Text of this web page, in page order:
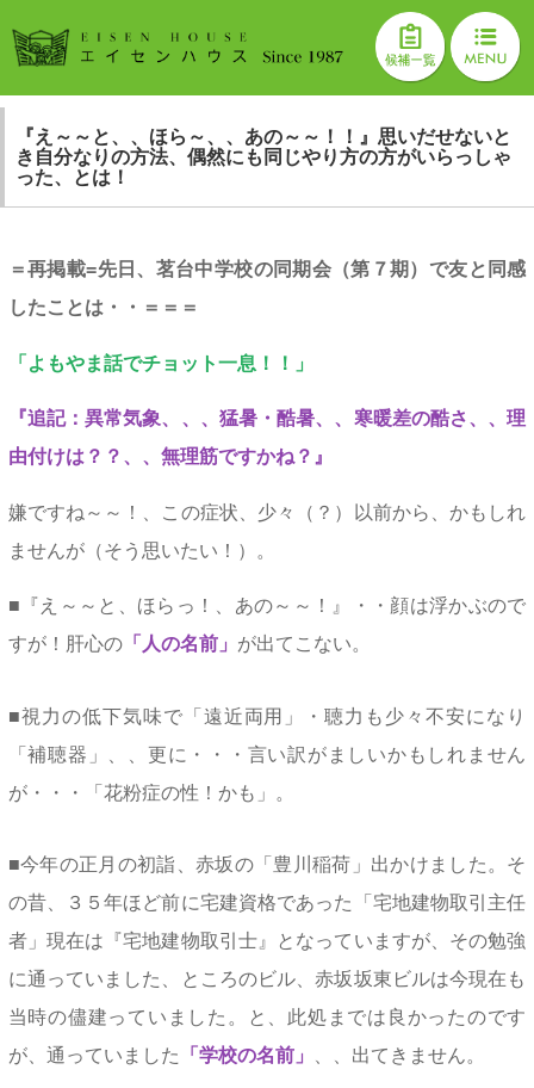
『え～～と、、ほら～、、あの～～！！』思いだせないと
き自分なりの方法、偶然にも同じやり方の方がいらっしゃ
った、とは！
＝再掲載=先日、茗台中学校の同期会（第７期）で友と同感
したことは・・＝＝＝
「よもやま話でチョット一息！！」
『追記：異常気象、、、猛暑・酷暑、、寒暖差の酷さ、、理
由付けは？？、、無理筋ですかね？』
嫌ですね～～！、この症状、少々（？）以前から、かもしれ
ませんが（そう思いたい！）。
■『え～～と、ほらっ！、あの～～！』・・顔は浮かぶので
すが！肝心の「人の名前」 が出てこない。
■視力の低下気味で「遠近両用」・聴力も少々不安になり
「補聴器」、、更に・・・言い訳がましいかもしれません
が・・・「花粉症の性！かも」。
■今年の正月の初詣、赤坂の「豊川稲荷」出かけました。そ
の昔、３５年ほど前に宅建資格であった「宅地建物取引主任
者」現在は『宅地建物取引士』となっていますが、その勉強
に通っていました、ところのビル、赤坂坂東ビルは今現在も
当時の儘建っていました。と、此処までは良かったのです
が、通っていました 「学校の名前」 、、出てきません。